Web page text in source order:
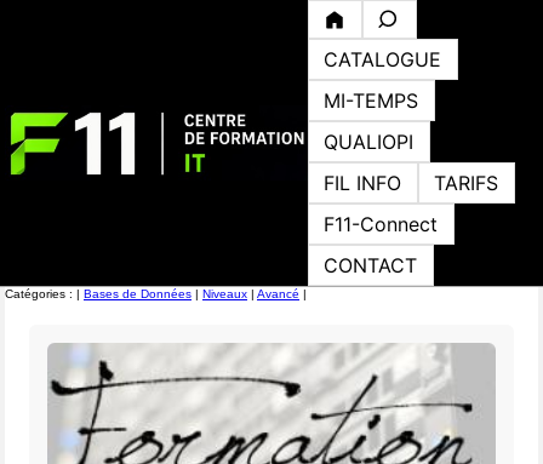
CATALOGUE
MI-TEMPS
QUALIOPI
FIL INFO
TARIFS
F11-Connect
CONTACT
Catégories : | Bases de Données | Niveaux | Avancé |